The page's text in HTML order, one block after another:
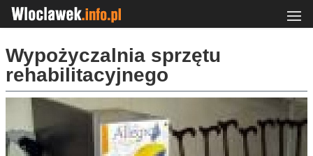
Wypożyczalnia sprzętu
rehabilitacyjnego